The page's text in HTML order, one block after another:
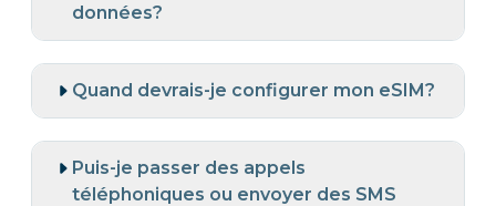
données?
Quand devrais-je configurer mon eSIM?
Puis-je passer des appels
téléphoniques ou envoyer des SMS